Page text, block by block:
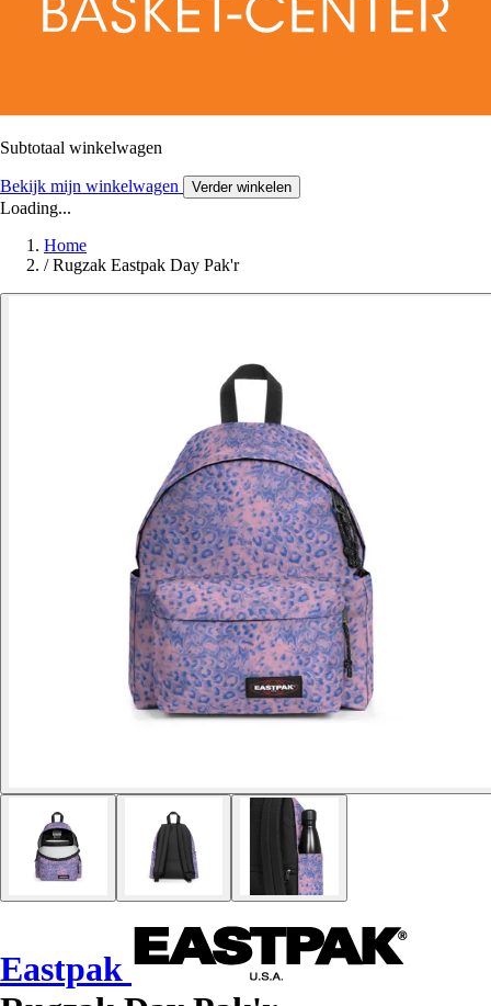
Subtotaal winkelwagen
Bekijk mijn winkelwagen Verder winkelen
Loading...
Home
/ Rugzak Eastpak Day Pak'r
Eastpak